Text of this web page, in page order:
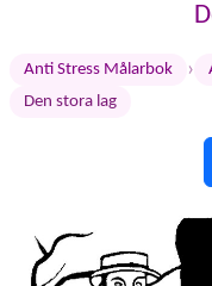
Anti Stress Målarbok ›
Den stora lag